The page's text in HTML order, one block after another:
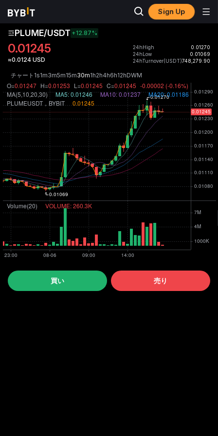
Sign Up
PLUME/USDT +12.87%
0.01245
≈0.0124 USD
24hHigh
0.01270
24hLow
0.01069
24hTurnover(USDT)748,279.90
チャート 1s1m3m5m15m30m1h2h4h6h12hDWM
買い 売り